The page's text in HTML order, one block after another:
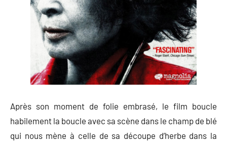
Après son moment de folie embrasé, le film boucle
habilement la boucle avec sa scène dans le champ de blé
qui nous mène à celle de sa découpe d’herbe dans la